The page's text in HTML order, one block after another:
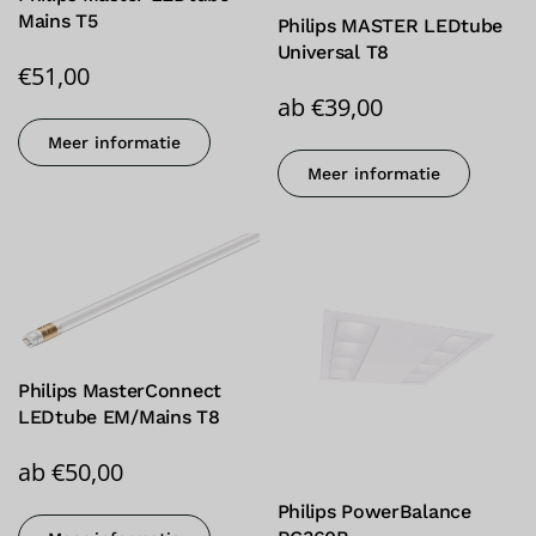
Mains T5
€51,00
Meer informatie
Philips MASTER LEDtube
Universal T8
ab €39,00
Meer informatie
Philips MasterConnect
LEDtube EM/Mains T8
ab €50,00
Philips PowerBalance